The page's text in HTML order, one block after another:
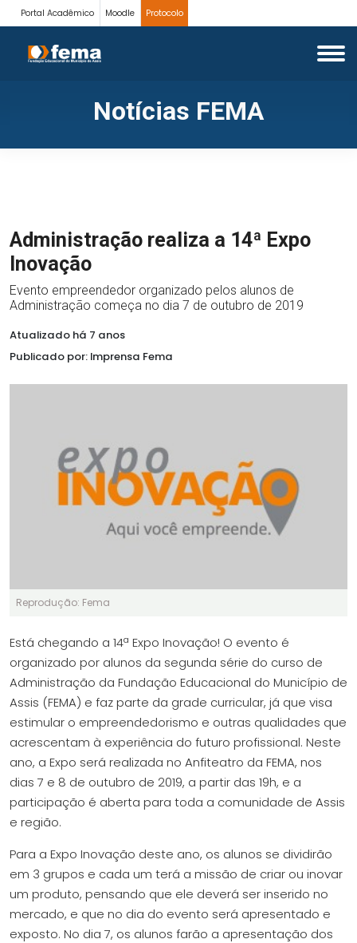
Portal Acadêmico Moodle Protocolo
Notícias FEMA
Administração realiza a 14ª Expo
Inovação
Evento empreendedor organizado pelos alunos de
Administração começa no dia 7 de outubro de 2019
Atualizado há 7 anos
Publicado por: Imprensa Fema
Reprodução: Fema
Está chegando a 14ª Expo Inovação! O evento é
organizado por alunos da segunda série do curso de
Administração da Fundação Educacional do Município de
Assis (FEMA) e faz parte da grade curricular, já que visa
estimular o empreendedorismo e outras qualidades que
acrescentam à experiência do futuro profissional. Neste
ano, a Expo será realizada no Anfiteatro da FEMA, nos
dias 7 e 8 de outubro de 2019, a partir das 19h, e a
participação é aberta para toda a comunidade de Assis
e região.
Para a Expo Inovação deste ano, os alunos se dividirão
em 3 grupos e cada um terá a missão de criar ou inovar
um produto, pensando que ele deverá ser inserido no
mercado, e que no dia do evento será apresentado e
exposto. No dia 7, os alunos farão a apresentação dos